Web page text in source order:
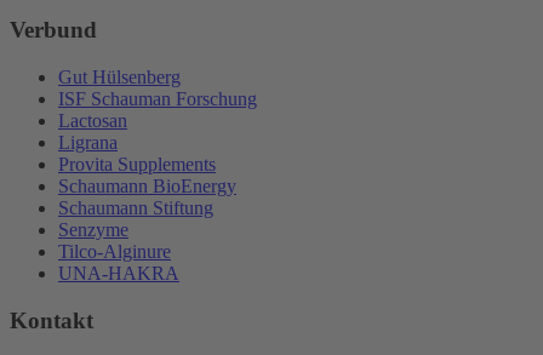
Verbund
Gut Hülsenberg
ISF Schauman Forschung
Lactosan
Ligrana
Provita Supplements
Schaumann BioEnergy
Schaumann Stiftung
Senzyme
Tilco-Alginure
UNA-HAKRA
Kontakt